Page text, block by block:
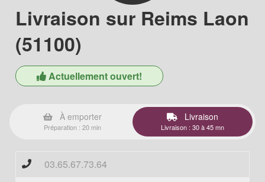
Livraison sur Reims Laon
(51100)
Actuellement ouvert!
À emporter
Préparation : 20 min
Livraison
Livraison : 30 à 45 mn
03.65.67.73.64